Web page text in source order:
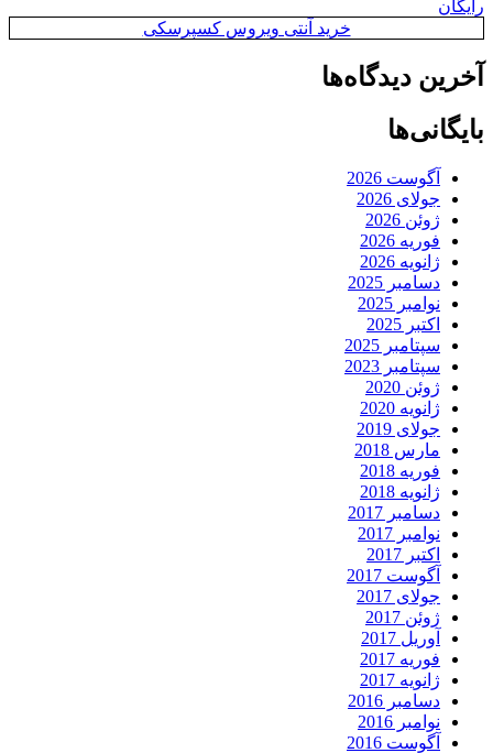
رایگان
خرید آنتی ویروس کسپرسکی
آخرین دیدگاه‌ها
بایگانی‌ها
آگوست 2026
جولای 2026
ژوئن 2026
فوریه 2026
ژانویه 2026
دسامبر 2025
نوامبر 2025
اکتبر 2025
سپتامبر 2025
سپتامبر 2023
ژوئن 2020
ژانویه 2020
جولای 2019
مارس 2018
فوریه 2018
ژانویه 2018
دسامبر 2017
نوامبر 2017
اکتبر 2017
آگوست 2017
جولای 2017
ژوئن 2017
آوریل 2017
فوریه 2017
ژانویه 2017
دسامبر 2016
نوامبر 2016
آگوست 2016